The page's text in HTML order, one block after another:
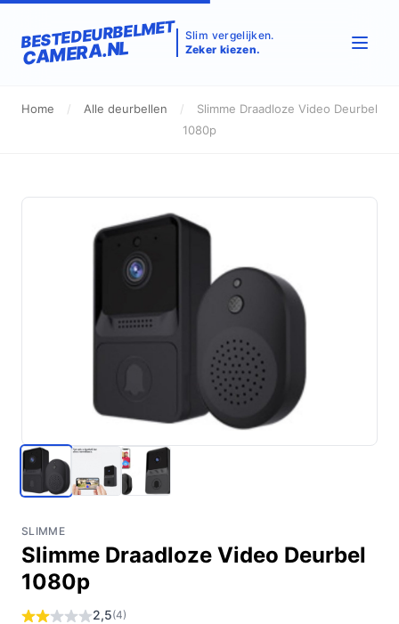
BESTEDEURBELMET
CAMERA.NL
Slim vergelijken.
Zeker kiezen.
Home / Alle deurbellen /
Slimme Draadloze Video Deurbel
1080p
SLIMME
Slimme Draadloze Video Deurbel
1080p
2,5(4)